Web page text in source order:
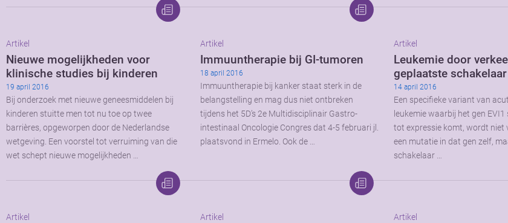
Artikel
Nieuwe mogelijkheden voor
klinische studies bij kinderen
19 april 2016
Bij onderzoek met nieuwe geneesmiddelen bij
kinderen stuitte men tot nu toe op twee
barrières, opgeworpen door de Nederlandse
wetgeving. Een voorstel tot verruiming van die
wet schept nieuwe mogelijkheden …
Artikel
Immuuntherapie bij GI-tumoren
18 april 2016
Immuuntherapie bij kanker staat sterk in de
belangstelling en mag dus niet ontbreken
tijdens het 5D’s 2e Multidisciplinair Gastro-
intestinaal Oncologie Congres dat 4-5 februari jl.
plaatsvond in Ermelo. Ook de …
Artikel
Leukemie door
geplaatste
14 april 2016
Een specifieke variant van
leukemie waarbij het gen
tot expressie komt, wordt niet
een mutatie in dat gen zelf,
schakelaar …
Artikel Artikel Artikel